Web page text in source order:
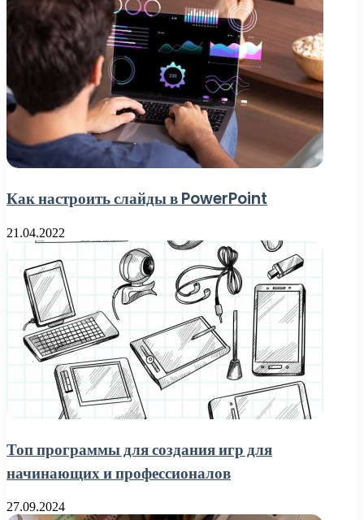
Как настроить слайды в PowerPoint
21.04.2022
Топ программы для создания игр для
начинающих и профессионалов
27.09.2024